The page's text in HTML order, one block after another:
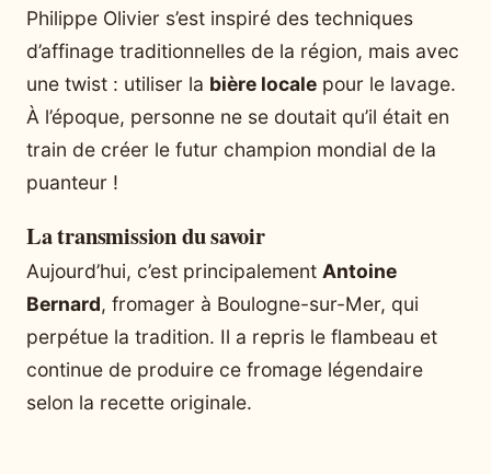
Philippe Olivier s’est inspiré des techniques
d’affinage traditionnelles de la région, mais avec
une twist : utiliser la bière locale pour le lavage.
À l’époque, personne ne se doutait qu’il était en
train de créer le futur champion mondial de la
puanteur !
La transmission du savoir
Aujourd’hui, c’est principalement Antoine
Bernard, fromager à Boulogne-sur-Mer, qui
perpétue la tradition. Il a repris le flambeau et
continue de produire ce fromage légendaire
selon la recette originale.